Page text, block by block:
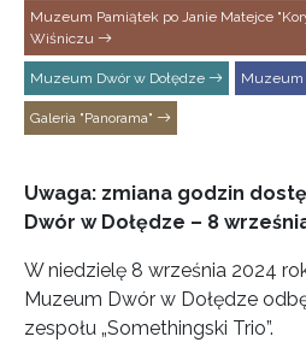
Muzeum Pamiątek po Janie Matejce
Wiśniczu
Muzeum Dwór w Dołędze Muzeum
Galeria "Panorama"
Uwaga: zmiana godzin
Dwór w Dołędze – 8
W niedzielę 8 września 2024
Muzeum Dwór w Dołędze
zespołu „Somethingski Trio”.